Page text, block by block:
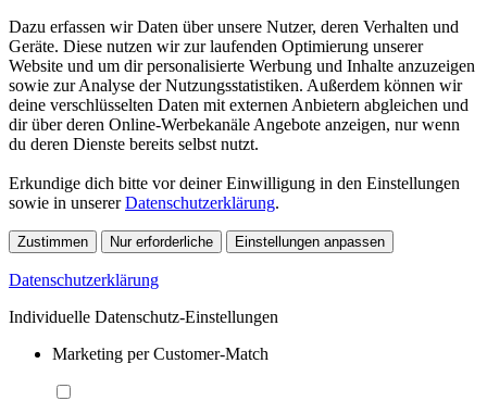
Dazu erfassen wir Daten über unsere Nutzer, deren Verhalten und
Geräte. Diese nutzen wir zur laufenden Optimierung unserer
Website und um dir personalisierte Werbung und Inhalte anzuzeigen
sowie zur Analyse der Nutzungsstatistiken. Außerdem können wir
deine verschlüsselten Daten mit externen Anbietern abgleichen und
dir über deren Online-Werbekanäle Angebote anzeigen, nur wenn
du deren Dienste bereits selbst nutzt.
Erkundige dich bitte vor deiner Einwilligung in den Einstellungen
sowie in unsererDatenschutzerklärung.
Zustimmen Nur erforderliche Einstellungen anpassen
Datenschutzerklärung
Individuelle Datenschutz-Einstellungen
Marketing per Customer-Match